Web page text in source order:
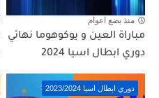
منذ بضع اعوام
مباراة العين و يوكوهوما نهائي
دوري ابطال اسيا 2024
دوري ابطال اسيا 2023/2024